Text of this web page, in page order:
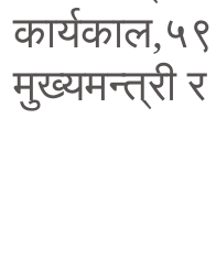
मुख्यमन्त्री